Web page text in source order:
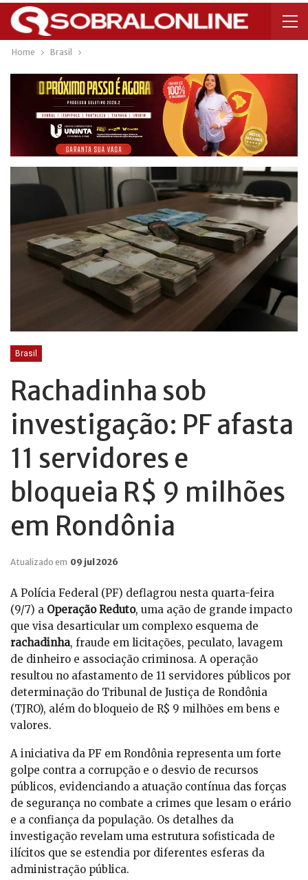
Home Brasil
Brasil
Rachadinha sob
investigação: PF afasta
11 servidores e
bloqueia R$ 9 milhões
em Rondônia
Atualizado em 09 jul 2026
A Polícia Federal (PF) deflagrou nesta quarta-feira
(9/7) a Operação Reduto, uma ação de grande impacto
que visa desarticular um complexo esquema de
rachadinha, fraude em licitações, peculato, lavagem
de dinheiro e associação criminosa. A operação
resultou no afastamento de 11 servidores públicos por
determinação do Tribunal de Justiça de Rondônia
(TJRO), além do bloqueio de R$ 9 milhões em bens e
valores.
A iniciativa da PF em Rondônia representa um forte
golpe contra a corrupção e o desvio de recursos
públicos, evidenciando a atuação contínua das forças
de segurança no combate a crimes que lesam o erário
e a confiança da população. Os detalhes da
investigação revelam uma estrutura sofisticada de
ilícitos que se estendia por diferentes esferas da
administração pública.